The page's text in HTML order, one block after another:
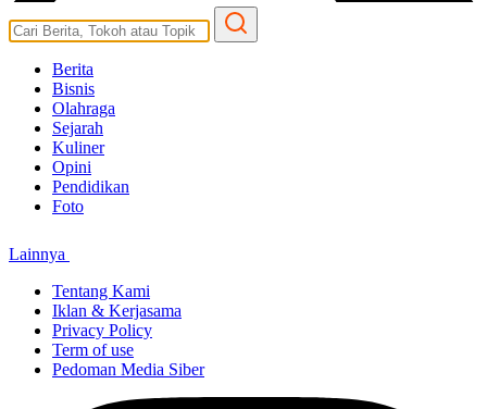
Berita
Bisnis
Olahraga
Sejarah
Kuliner
Opini
Pendidikan
Foto
Lainnya
Tentang Kami
Iklan & Kerjasama
Privacy Policy
Term of use
Pedoman Media Siber